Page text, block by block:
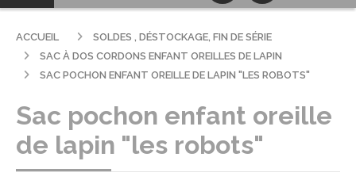
ACCUEIL
SOLDES , DÉSTOCKAGE, FIN DE SÉRIE
SAC À DOS CORDONS ENFANT OREILLES DE LAPIN
SAC POCHON ENFANT OREILLE DE LAPIN "LES ROBOTS"
Sac pochon enfant oreille
de lapin "les robots"